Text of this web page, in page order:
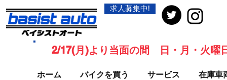
求人募集中!
ホーム バイクを買う サービス 在庫車
2/17(月)より当面の間 日・月・火曜